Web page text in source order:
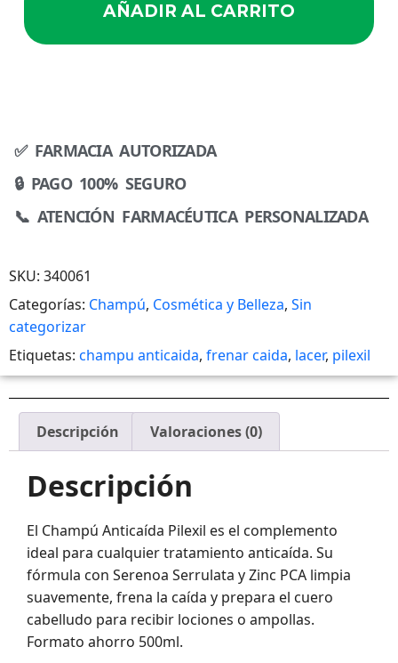
AÑADIR AL CARRITO
✅ FARMACIA AUTORIZADA
🔒 PAGO 100% SEGURO
📞 ATENCIÓN FARMACÉUTICA PERSONALIZADA
SKU: 340061
Categorías: Champú, Cosmética y Belleza, Sin
categorizar
Etiquetas: champu anticaida, frenar caida, lacer, pilexil
Descripción Valoraciones (0)
Descripción
El Champú Anticaída Pilexil es el complemento
ideal para cualquier tratamiento anticaída. Su
fórmula con Serenoa Serrulata y Zinc PCA limpia
suavemente, frena la caída y prepara el cuero
cabelludo para recibir lociones o ampollas.
Formato ahorro 500ml.